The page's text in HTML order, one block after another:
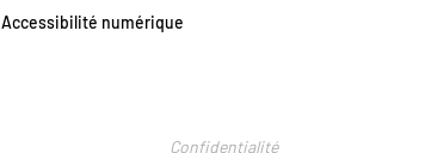
Accessibilité numérique
Confidentialité